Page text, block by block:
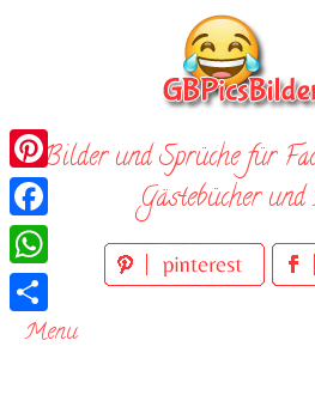
Bilder und Sprüche für
Gästebücher
Menu
Pinterest
Facebook
WhatsApp
Teilen